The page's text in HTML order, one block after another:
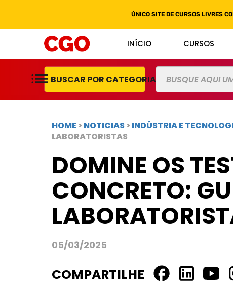
ÚNICO SITE DE CURSOS LIVRES
INÍCIO CURSOS
BUSCAR POR CATEGORIAS
HOME >NOTICIAS>INDÚSTRIA E
LABORATORISTAS
DOMINE OS
CONCRETO:
05/03/2025
COMPARTILHE